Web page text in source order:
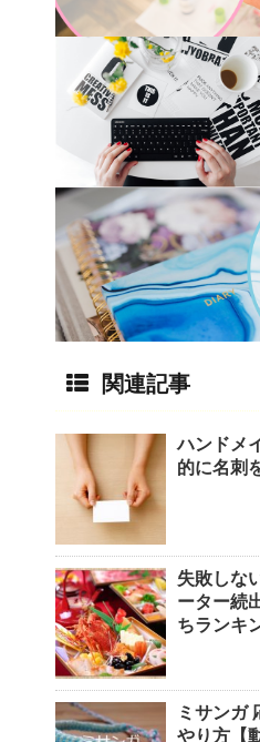
関連記事
ハンドメ
的に名刺
失敗しな
ーター続
ちランキ
ミサンガ
やり方【